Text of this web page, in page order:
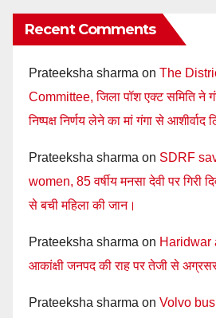
Recent Comments
Prateeksha sharma on The
Committee, जिला पॉश एक्ट समिति ने
निष्पक्ष निर्णय लेने का मां गंगा से आशीर्वाद
Prateeksha sharma on SDRF
women, 85 वर्षीय मनसा देवी पर गिरी
से बची महिला की जान।
Prateeksha sharma on Haridwar
आकांक्षी जनपद की राह पर तेजी से अग्रसर
Prateeksha sharma on Volvo bus